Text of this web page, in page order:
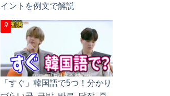
イントを例文で解説
「すぐ」韓国語で5つ！分かり